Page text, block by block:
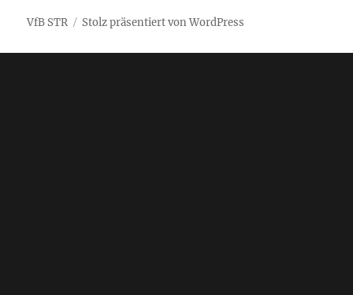
VfB STR Stolz präsentiert von WordPress